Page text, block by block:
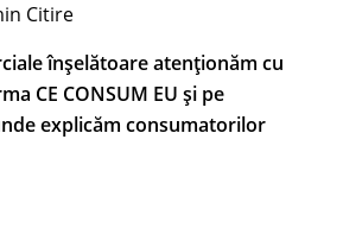
Citire
înșelătoare atenționăm cu
CE CONSUM EU și pe
explicăm consumatorilor